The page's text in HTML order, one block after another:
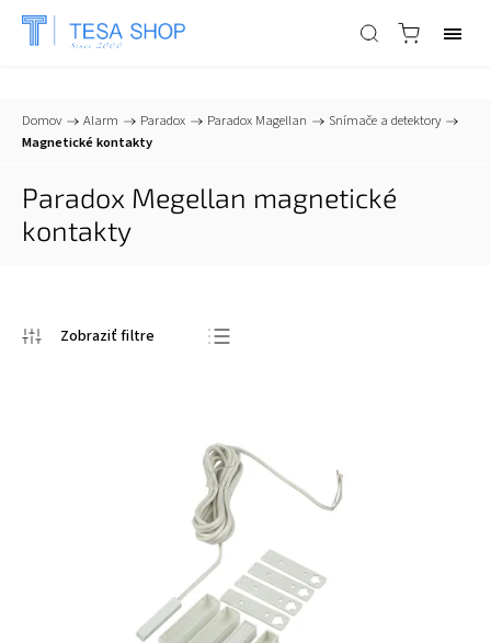
📞+421 903 553 805 info@tesa-systems.sk
Domov / Alarm / Paradox / Paradox Magellan / Snímače a detektory /
Magnetické kontakty
Paradox Megellan magnetické
kontakty
Najpredávanejšie
Abecedne